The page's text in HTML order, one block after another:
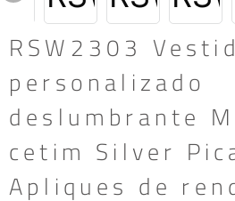
RSW2303
personalizado
deslumbrante
cetim Silver
Apliques de